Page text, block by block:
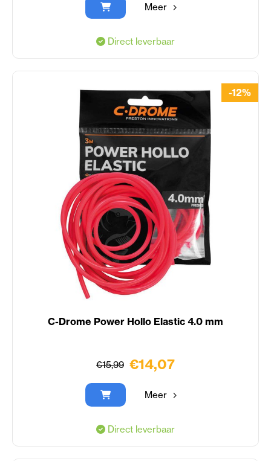
Meer
Direct leverbaar
C-Drome Power Hollo Elastic 4.0 mm
€15,99
-12%
€14,07
Meer
Direct leverbaar